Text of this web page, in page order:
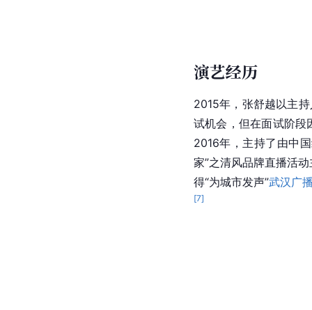
演艺经历
2015年，张舒越以主
试机会，但在面试阶段
2016年，主持了由中
家”之清风品牌直播活
得“为城市发声”武汉广
[7]